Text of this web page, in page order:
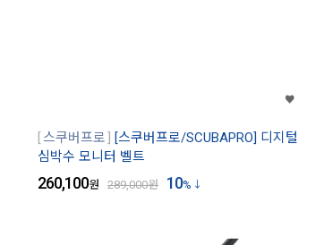
스쿠버프로
[스쿠버프로/SCUBAPRO] 디지털
심박수 모니터 벨트
260,100원 289,000원 10%